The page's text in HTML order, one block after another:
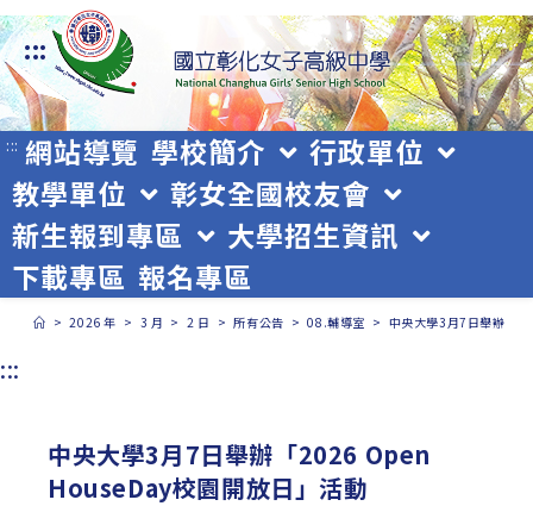
跳
轉
至
主
要
內
容
:::
::: 網站導覽 學校簡介
行政單位
教學單位
彰女全國校友會
新生報到專區
大學招生資訊
下載專區 報名專區
> 2026 年 > 3 月 > 2 日 > 所有公告 > 08.輔導室 > 中央大學3月7日舉辦「
:::
中央大學3月7日舉辦「2026 Open
HouseDay校園開放日」活動